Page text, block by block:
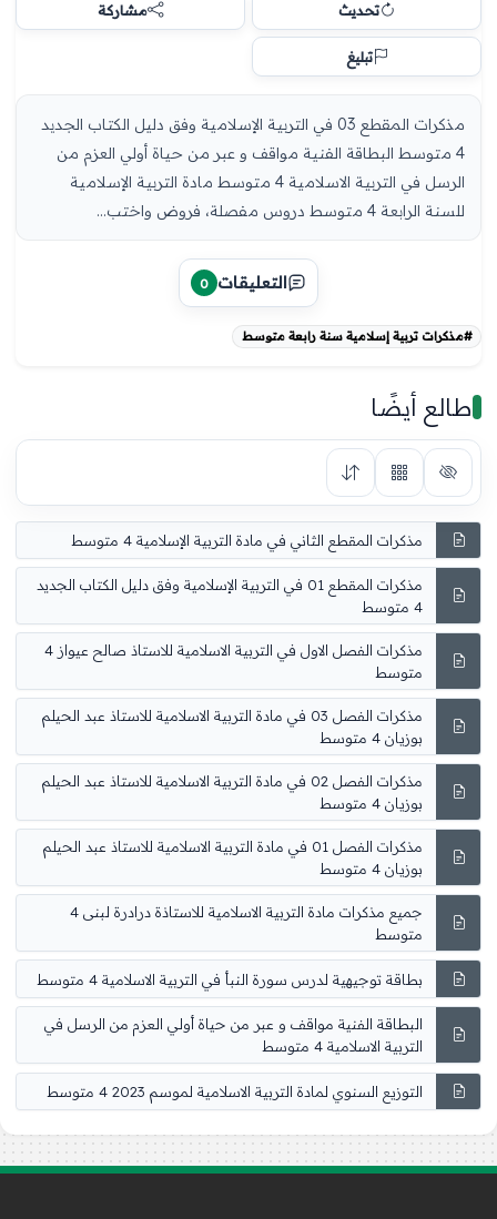
تحديث مشاركة
تبليغ
مذكرات المقطع 03 في التربية الإسلامية وفق دليل الكتاب الجديد
4 متوسط البطاقة الفنية مواقف و عبر من حياة أولي العزم من
الرسل في التربية الاسلامية 4 متوسط مادة التربية الإسلامية
للسنة الرابعة 4 متوسط دروس مفصلة، فروض واختب...
التعليقات 0
#مذكرات تربية إسلامية سنة رابعة متوسط
طالع أيضًا
مذكرات المقطع الثاني في مادة التربية الإسلامية 4 متوسط
مذكرات المقطع 01 في التربية الإسلامية وفق دليل الكتاب الجديد
4 متوسط
مذكرات الفصل الاول في التربية الاسلامية للاستاذ صالح عيواز 4
متوسط
مذكرات الفصل 03 في مادة التربية الاسلامية للاستاذ عبد الحيلم
بوزيان 4 متوسط
مذكرات الفصل 02 في مادة التربية الاسلامية للاستاذ عبد الحيلم
بوزيان 4 متوسط
مذكرات الفصل 01 في مادة التربية الاسلامية للاستاذ عبد الحيلم
بوزيان 4 متوسط
جميع مذكرات مادة التربية الاسلامية للاستاذة درادرة لبنى 4
متوسط
بطاقة توجيهية لدرس سورة النبأ في التربية الاسلامية 4 متوسط
البطاقة الفنية مواقف و عبر من حياة أولي العزم من الرسل في
التربية الاسلامية 4 متوسط
التوزيع السنوي لمادة التربية الاسلامية لموسم 2023 4 متوسط